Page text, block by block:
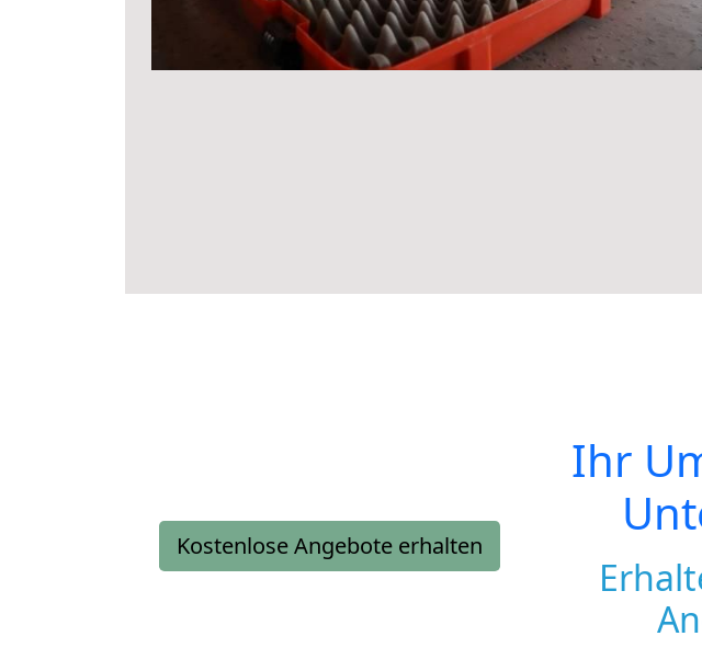
Kostenlose Angebote erhalten
Ihr